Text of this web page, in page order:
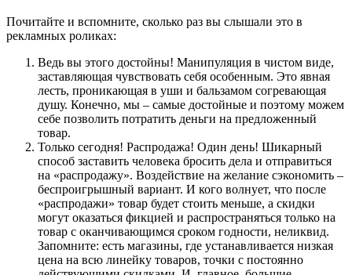
Почитайте и вспомните, сколько раз вы слышали это в
рекламных роликах:
Ведь вы этого достойны! Манипуляция в чистом виде,
заставляющая чувствовать себя особенным. Это явная
лесть, проникающая в уши и бальзамом согревающая
душу. Конечно, мы – самые достойные и поэтому можем
себе позволить потратить деньги на предложенный
товар.
Только сегодня! Распродажа! Один день! Шикарный
способ заставить человека бросить дела и отправиться
на «распродажу». Воздействие на желание сэкономить –
беспроигрышный вариант. И кого волнует, что после
«распродажи» товар будет стоить меньше, а скидки
могут оказаться фикцией и распространяться только на
товар с оканчивающимся сроком годности, неликвид.
Запомните: есть магазины, где устанавливается низкая
цена на всю линейку товаров, точки с постоянно